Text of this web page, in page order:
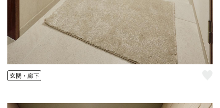
玄関・廊下